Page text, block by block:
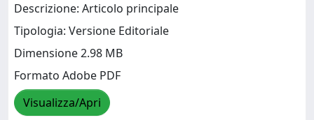
Descrizione: Articolo principale
Tipologia: Versione Editoriale
Dimensione 2.98 MB
Formato Adobe PDF
Visualizza/Apri